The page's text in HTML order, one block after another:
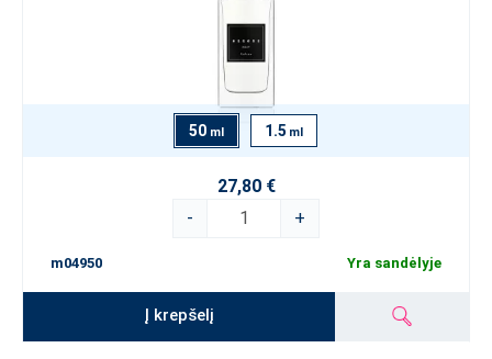
50 ml 1.5 ml
27,80 €
-
+
m04950 Yra sandėlyje
Į krepšelį